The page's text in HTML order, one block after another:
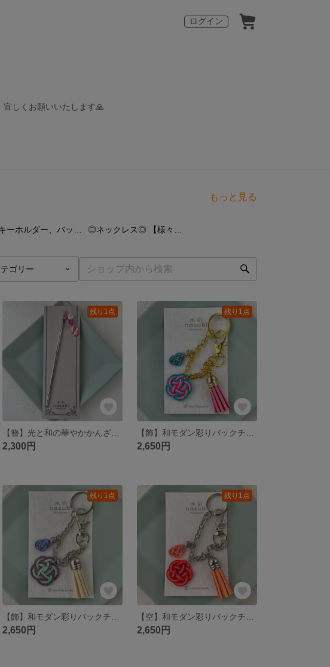
ログイン
しくお願いいたします🙏
もっと見る
残り1点
2,300円
残り1点
2,650円
残り1点
2,650円
残り1点
2,650円